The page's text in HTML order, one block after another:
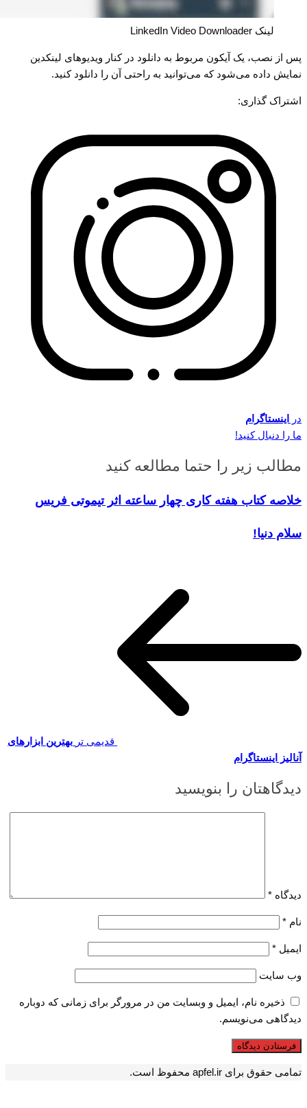
لینک LinkedIn Video Downloader
پس از نصب، یک آیکون مربوط به دانلود در کنار ویدیوهای لینکدین
نمایش داده می‌شود که می‌توانید به راحتی آن را دانلود کنید.
اشتراک گذاری:
در
اینستاگرام
ما را دنبال کنید!
مطالب زیر را حتما مطالعه کنید
خلاصه کتاب هفته کاری چهار ساعته اثر تیموتی فریس
سلام دنیا!
قدیمی تر بهترین ابزارهای
آنالیز اینستاگرام
دیدگاهتان را بنویسید
دیدگاه *
نام *
ایمیل *
وب‌ سایت
ذخیره نام، ایمیل و وبسایت من در مرورگر برای زمانی که دوباره
دیدگاهی می‌نویسم.
تمامی حقوق برای apfel.ir محفوظ است.